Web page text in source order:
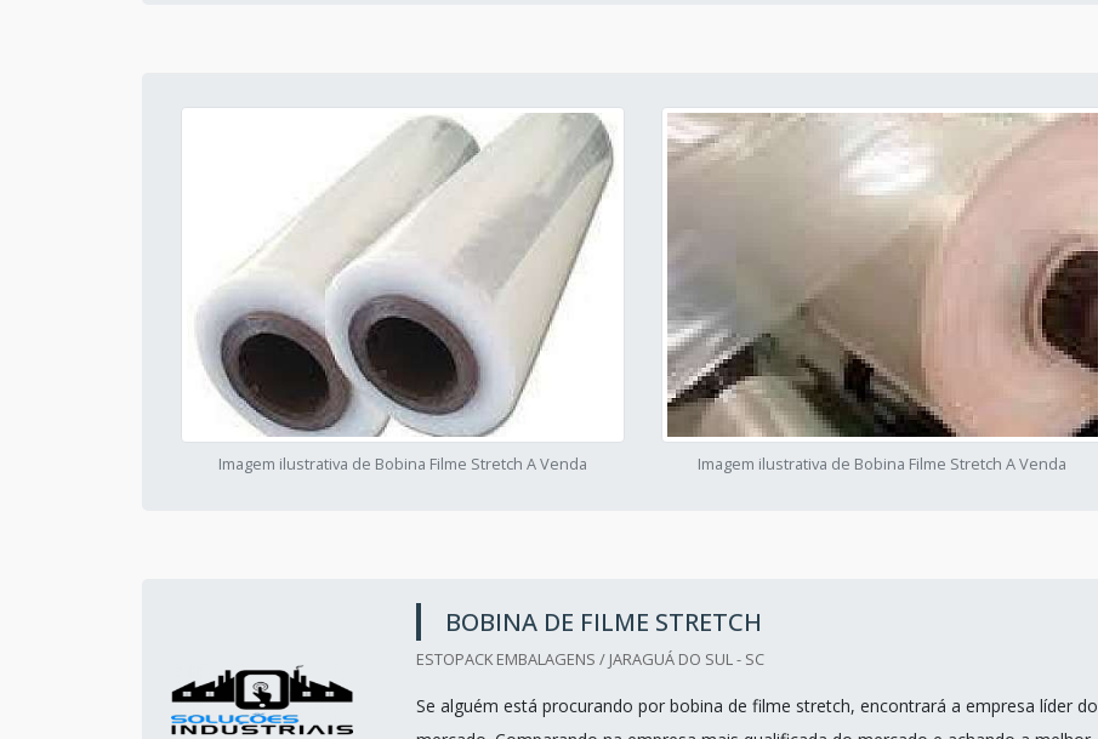
Imagem ilustrativa de Bobina Filme Stretch A Venda Imagem ilustrativa de Bobina Filme Stretch A Venda
BOBINA DE FILME STRETCH
ESTOPACK EMBALAGENS / JARAGUÁ DO SUL - SC
Se alguém está procurando por bobina de filme stretch, encontrará a empresa líder do